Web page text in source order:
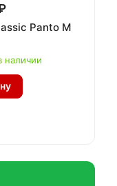
Panto M
наличии